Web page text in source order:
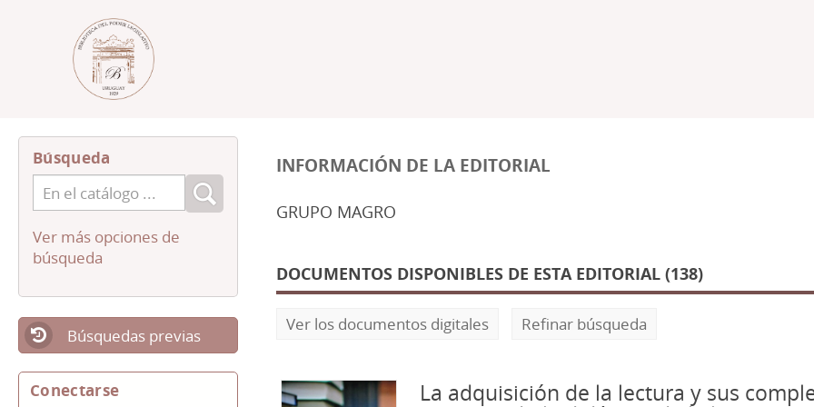
INFORMACIÓN DE LA EDITORIAL
GRUPO MAGRO
DOCUMENTOS DISPONIBLES DE ESTA EDITORIAL (138)
Ver los documentos digitales Refinar búsqueda
La adquisición de la lectura y sus
Búsqueda
Ver más opciones de
búsqueda
Búsquedas previas
Conectarse